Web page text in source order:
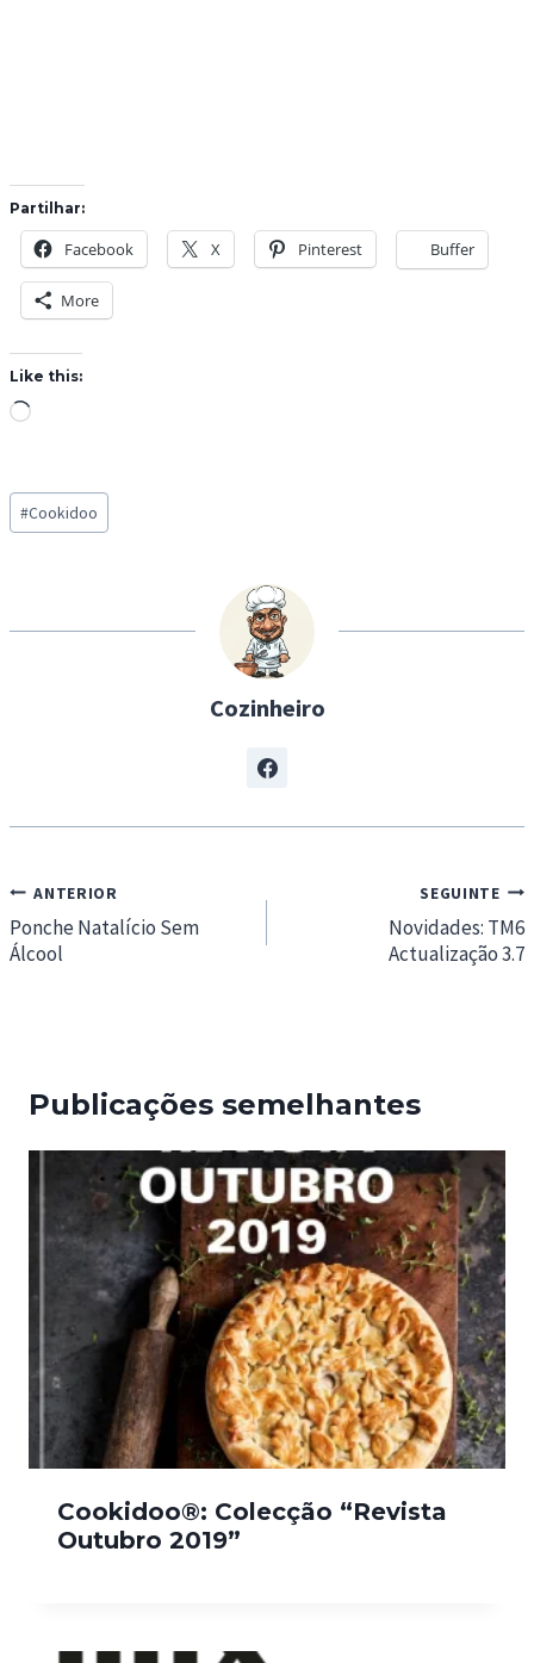
Partilhar:
Facebook X Pinterest Buffer
More
Like this:
L
d
i
…
Post
Tags:
#Cookidoo
Cozinheiro
Navegação
de
artigos
ANTERIOR
Ponche Natalício Sem
Álcool
SEGUINTE
Novidades: TM6
Actualização 3.7
Publicações semelhantes
Cookidoo®: Colecção “Revista
Outubro 2019”